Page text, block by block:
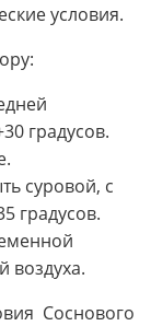
условия.
градусов.
суровой, с
градусов.
воздуха.
Соснового